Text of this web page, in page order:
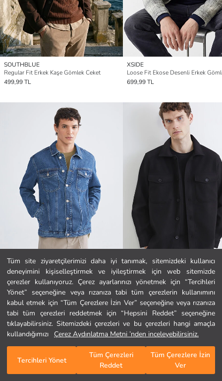
Tüm site ziyaretçilerimizi daha iyi tanımak, sitemizdeki kullanıcı
deneyimini kişiselleştirmek ve iyileştirmek için web sitemizde
çerezler kullanıyoruz. Çerez ayarlarınızı yönetmek için “Tercihleri
Yönet” seçeneğine veya rızanıza tabi tüm çerezlerin kullanımını
kabul etmek için “Tüm Çerezlere İzin Ver” seçeneğine veya rızanıza
tabi tüm çerezleri reddetmek için “Hepsini Reddet” seçeneğine
tıklayabilirsiniz. Sitemizdeki çerezleri ve bu çerezleri hangi amaçla
kullandığımızı
Çerez Aydınlatma Metni ’nden inceleyebilirsiniz.
Tercihleri Yönet
Tüm Çerezleri
Reddet
Tüm Çerezlere İzin
Ver
Ana Sayfa
Kategoriler
Sepetim
SOUTHBLUE
Regular Fit Erkek Kaşe Gömlek Ceket
499,99 TL
XSIDE
699,99 TL
LCW Jeans
Standart Kalıp Erkek Jean Ceket
1.299,99 TL
SOUTHBLUE
Regular Fit Erkek Kaşe Gömlek
649,99 TL
1 1463